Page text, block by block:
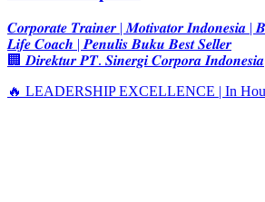
𝑪𝒐𝒓𝒑𝒐𝒓𝒂𝒕𝒆 𝑻𝒓𝒂𝒊𝒏𝒆𝒓 | 𝑴𝒐𝒕𝒊𝒗𝒂𝒕𝒐𝒓 𝑰𝒏𝒅𝒐𝒏𝒆𝒔𝒊𝒂 |
𝑳𝒊𝒇𝒆 𝑪𝒐𝒂𝒄𝒉 | 𝑷𝒆𝒏𝒖𝒍𝒊𝒔 𝑩𝒖𝒌𝒖 𝑩𝒆𝒔𝒕 𝑺𝒆𝒍𝒍𝒆𝒓
🏢 𝑫𝒊𝒓𝒆𝒌𝒕𝒖𝒓 𝑷𝑻. 𝑺𝒊𝒏𝒆𝒓𝒈𝒊 𝑪𝒐𝒓𝒑𝒐𝒓𝒂 𝑰𝒏𝒅𝒐𝒏𝒆𝒔𝒊𝒂
🔥 LEADERSHIP EXCELLENCE | In